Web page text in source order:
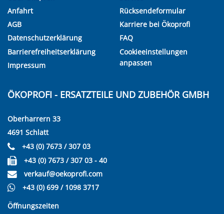
Anfahrt
AGB
Datenschutzerklärung
Barrierefreiheitserklärung
Impressum
Rücksendeformular
Karriere bei Ökoprofi
FAQ
Cookieeinstellungen
anpassen
ÖKOPROFI - ERSATZTEILE UND ZUBEHÖR GMBH
Oberharrern 33
4691 Schlatt
+43 (0) 7673 / 307 03
+43 (0) 7673 / 307 03 - 40
verkauf@oekoprofi.com
+43 (0) 699 / 1098 3717
Öffnungszeiten